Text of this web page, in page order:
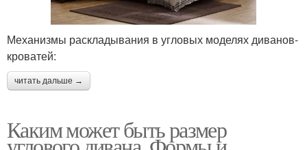
Механизмы раскладывания в угловых моделях диванов-
кроватей:
читать дальше →
Каким может быть размер